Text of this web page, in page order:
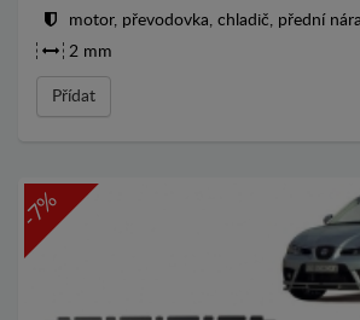
motor, převodovka, chladič, přední
2 mm
Přídat
-7%